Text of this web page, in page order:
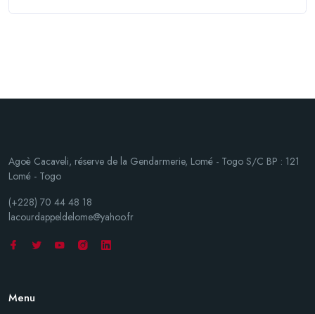
Agoè Cacaveli, réserve de la Gendarmerie, Lomé - Togo S/C BP : 121
Lomé - Togo
(+228) 70 44 48 18
lacourdappeldelome@yahoo.fr
Menu